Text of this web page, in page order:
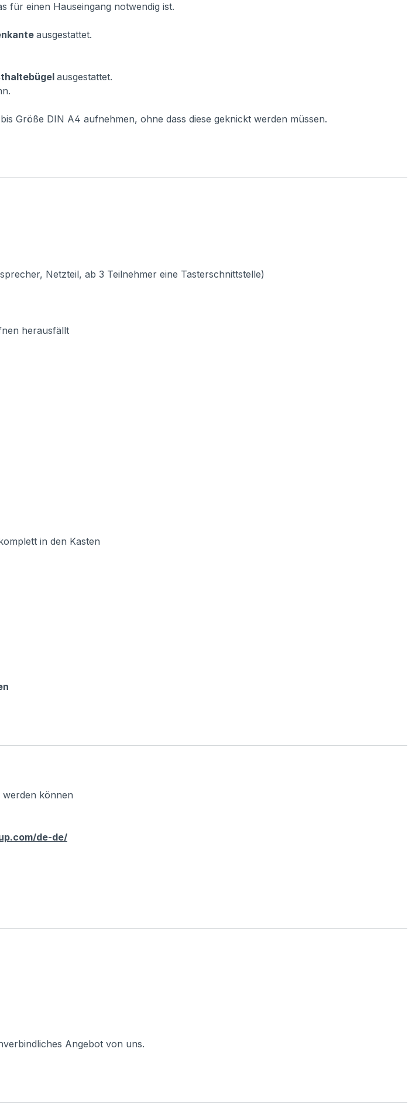
für einen Hauseingang notwendig ist.
ausgestattet.
ausgestattet.
Größe DIN A4 aufnehmen, ohne dass diese geknickt werden müssen.
Netzteil, ab 3 Teilnehmer eine Tasterschnittstelle)
herausfällt
in den Kasten
können
de-de/
Angebot von uns.